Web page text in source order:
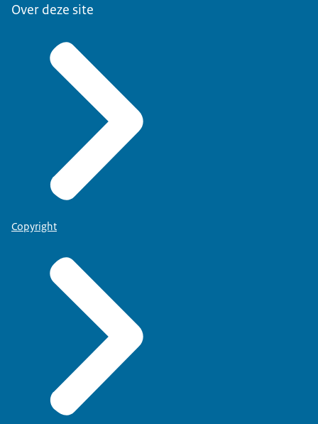
Over deze site
Copyright